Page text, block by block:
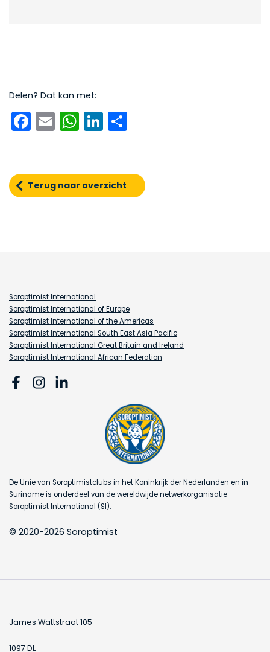
Delen? Dat kan met:
Facebook
EmailWhatsApp
LinkedIn
Terug naar overzicht
Soroptimist International
Soroptimist International of Europe
Soroptimist International of the Americas
Soroptimist International South East Asia Pacific
Soroptimist International Great Britain and Ireland
Soroptimist International African Federation
De Unie van Soroptimistclubs in het Koninkrijk der Nederlanden en in
Suriname is onderdeel van de wereldwijde netwerkorganisatie
Soroptimist International (SI).
© 2020-2026 Soroptimist
James Wattstraat 105
1097 DL